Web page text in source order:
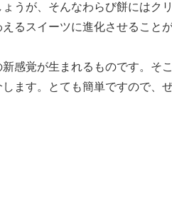
うが、そんなわらび餅にはク
るスイーツに進化させること
感覚が生まれるものです。そ
ます。とても簡単ですので、